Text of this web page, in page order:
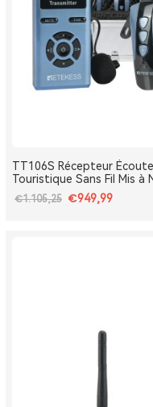
TT106S Récepteur
Touristique Sans Fil Mis à
Louvre et les Monuments
€1.105,25 €949,99